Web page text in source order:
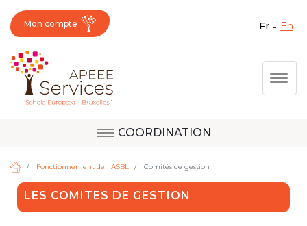
Aller
Fermer X
Question, avis,
demande, suggestion :
contactez le bon
service !
Mon compte fr en
COORDINATION
Site de Berkendael
Fonctionnement de l'ASBL Comités de gestion
LES COMITES DE GESTION